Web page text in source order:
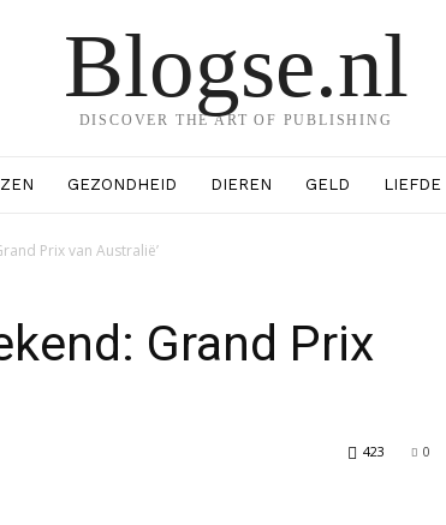
Blogse.nl
DISCOVER THE ART OF PUBLISHING
GEZONDHEID DIEREN GELD LIEFDE
Prix van Australië’
Grand Prix
0
423